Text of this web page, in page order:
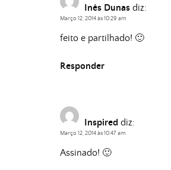
Inês Dunas diz:
Março 12, 2014 às 10:29 am
feito e partilhado! 🙂
Responder
Inspired diz:
Março 12, 2014 às 10:47 am
Assinado! 🙂